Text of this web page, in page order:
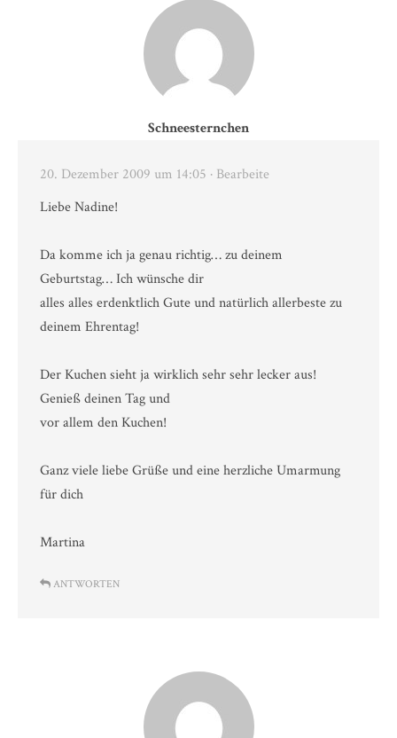
Schneesternchen
20. Dezember 2009 um 14:05 · Bearbeite
Liebe Nadine!
Da komme ich ja genau richtig… zu deinem
Geburtstag… Ich wünsche dir
alles alles erdenktlich Gute und natürlich allerbeste zu
deinem Ehrentag!
Der Kuchen sieht ja wirklich sehr sehr lecker aus!
Genieß deinen Tag und
vor allem den Kuchen!
Ganz viele liebe Grüße und eine herzliche Umarmung
für dich
Martina
ANTWORTEN